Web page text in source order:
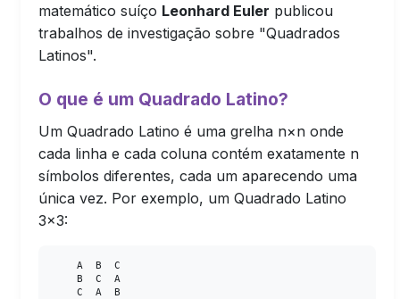
matemático suíço Leonhard Euler publicou
trabalhos de investigação sobre "Quadrados
Latinos".
O que é um Quadrado Latino?
Um Quadrado Latino é uma grelha n×n onde
cada linha e cada coluna contém exatamente n
símbolos diferentes, cada um aparecendo uma
única vez. Por exemplo, um Quadrado Latino
3×3:
    A  B  C
    B  C  A
    C  A  B